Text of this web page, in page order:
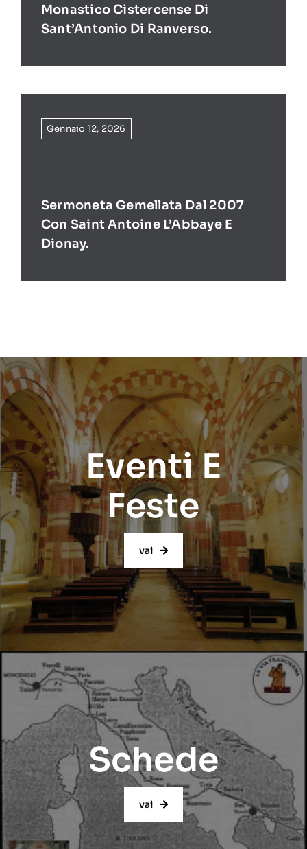
Monastico Cistercense Di
Sant’Antonio Di Ranverso.
Gennaio 12, 2026
Sermoneta Gemellata Dal 2007
Con Saint Antoine L’Abbaye E
Dionay.
Eventi E
Feste
vai
Schede
vai